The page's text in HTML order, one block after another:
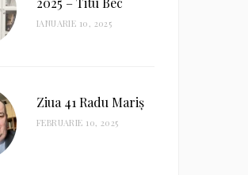
IANUARIE 10, 2025
Ziua 41 Radu Mariș
FEBRUARIE 10, 2025